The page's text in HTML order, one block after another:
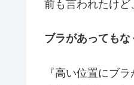
前も言われたけ
ブラがあっても
『高い位置にブ